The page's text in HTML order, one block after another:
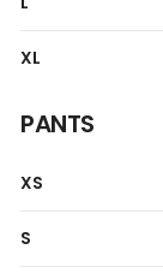
XL
PANTS
XS
S